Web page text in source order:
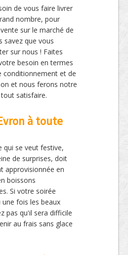
de vous faire livrer
nombre, pour
sur le marché de
savez que vous
sur nous ! Faites
besoin en termes
conditionnement et de
et nous ferons notre
satisfaire.
à toute
qui se veut festive,
de surprises, doit
approvisionnée en
boissons
Si votre soirée
une fois les beaux
pas qu'il sera difficile
au frais sans glace